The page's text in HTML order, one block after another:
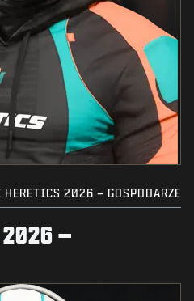
2026 – GOSPODARZE
2026 –